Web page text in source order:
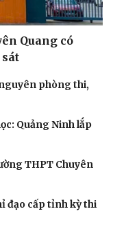
Quang có
phòng thi,
Quảng Ninh lắp
THPT Chuyên
đạo cấp tỉnh kỳ thi